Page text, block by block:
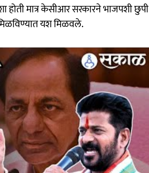
मात्र केसीआर सरकारने भाजपशी छुपी
यश मिळवले.